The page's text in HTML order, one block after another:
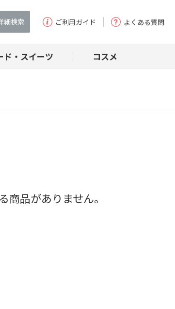
細検索 ご利用ガイド よくある質問
ド・スイーツ コスメ
商品がありません。